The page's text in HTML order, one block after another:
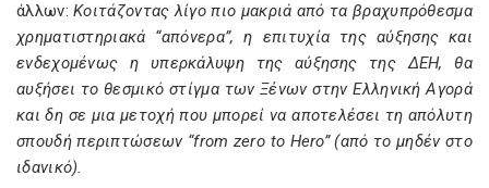
άλλων:Κοιτάζοντας λίγο πιο μακριά από τα βραχυπρόθεσμα
χρηματιστηριακά “απόνερα”, η επιτυχία της αύξησης και
ενδεχομένως η υπερκάλυψη της αύξησης της ΔΕΗ, θα
αυξήσει το θεσμικό στίγμα των Ξένων στην Ελληνική Αγορά
και δη σε μια μετοχή που μπορεί να αποτελέσει τη απόλυτη
σπουδή περιπτώσεων “from zero to Hero” (από το μηδέν στο
ιδανικό).